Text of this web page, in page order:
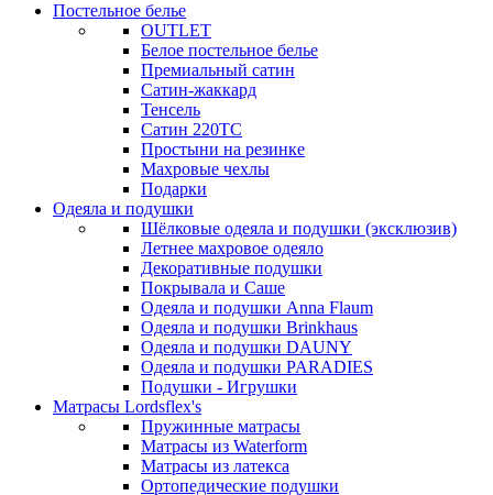
Постельное белье
OUTLET
Белое постельное белье
Премиальный сатин
Сатин-жаккард
Тенсель
Сатин 220ТС
Простыни на резинке
Махровые чехлы
Подарки
Одеяла и подушки
Шёлковые одеяла и подушки (эксклюзив)
Летнее махровое одеяло
Декоративные подушки
Покрывала и Саше
Одеяла и подушки Anna Flaum
Одеяла и подушки Brinkhaus
Одеяла и подушки DAUNY
Одеяла и подушки PARADIES
Подушки - Игрушки
Матрасы Lordsflex's
Пружинные матрасы
Матрасы из Waterform
Матрасы из латекса
Ортопедические подушки